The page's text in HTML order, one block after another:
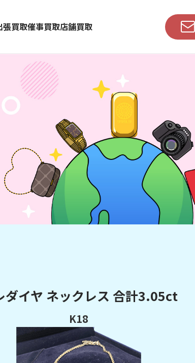
張買取催事買取店舗買取
ダイヤ ネックレス 合計3.05ct
K18